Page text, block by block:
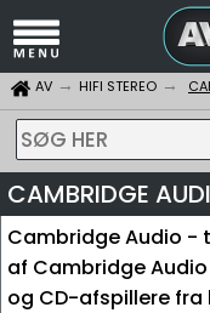
AV HIFI STEREO
SØG HER
CAMBRIDGE
Cambridge Audio -
af Cambridge
og CD-afspillere fra